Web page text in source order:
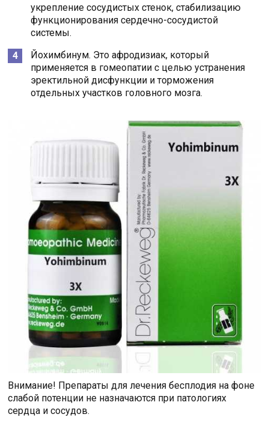
укрепление сосудистых стенок, стабилизацию
функционирования сердечно-сосудистой
системы.
Йохимбинум. Это афродизиак, который
применяется в гомеопатии с целью устранения
эректильной дисфункции и торможения
отдельных участков головного мозга.
Внимание! Препараты для лечения бесплодия на фоне
слабой потенции не назначаются при патологиях
сердца и сосудов.